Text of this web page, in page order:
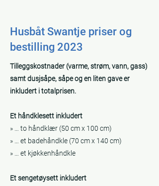
Husbåt Swantje priser og
bestilling 2023
Tilleggskostnader (varme, strøm, vann, gass)
samt dusjsåpe, såpe og en liten gave er
inkludert i totalprisen.
Et håndklesett inkludert
» … to håndklær (50 cm x 100 cm)
» … et badehåndkle (70 cm x 140 cm)
» … et kjøkkenhåndkle
Et sengetøysett inkludert